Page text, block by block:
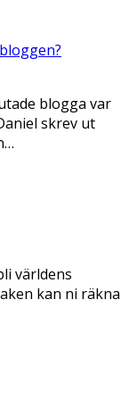
blogga var
skrev ut
världens
kan ni räkna